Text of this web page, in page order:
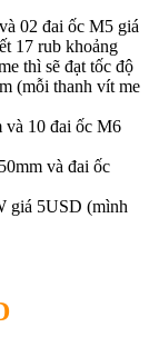
02 đai ốc M5 giá
17 rub khoảng
thì sẽ đạt tốc độ
(mỗi thanh vít me
và 10 đai ốc M6
và đai ốc
giá 5USD (mình